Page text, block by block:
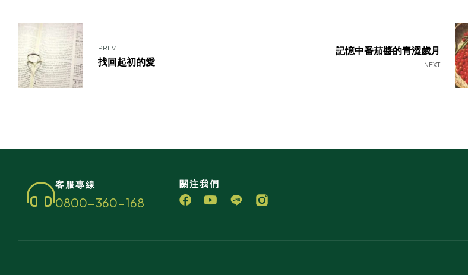
PREV
找回起初的愛 NEXT
記憶中番茄醬的青澀歲月
客服專線
0800-360-168
關注我們